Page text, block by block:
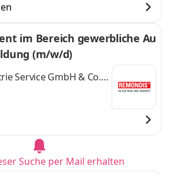
Bielefeld, Unna,
Oberhausenund 6
weitere
im Bereich gewerbliche Au
(m/w/d)
Service GmbH & Co.
Suche per Mail erhalten